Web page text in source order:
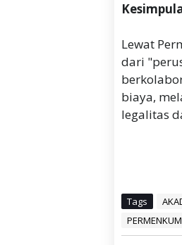
Lewat
dari
biaya,
legalitas
Tags
PERMENKUM